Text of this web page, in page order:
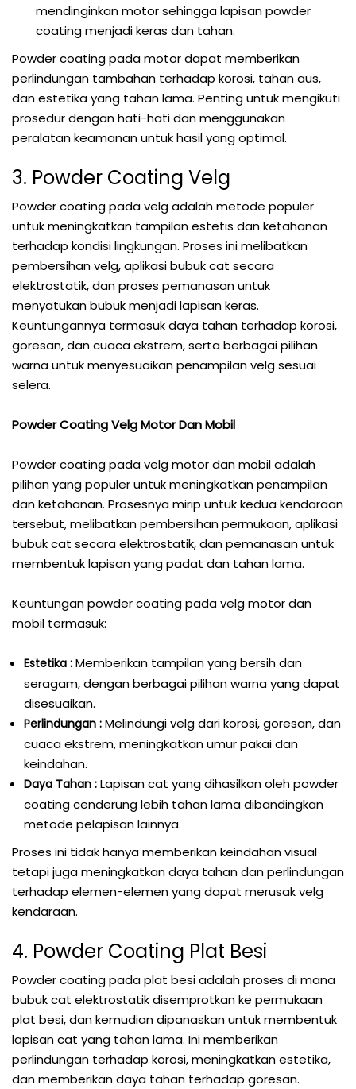
mendinginkan motor sehingga lapisan powder
coating menjadi keras dan tahan.
Powder coating pada motor dapat memberikan
perlindungan tambahan terhadap korosi, tahan aus,
dan estetika yang tahan lama. Penting untuk mengikuti
prosedur dengan hati-hati dan menggunakan
peralatan keamanan untuk hasil yang optimal.
3. Powder Coating Velg
Powder coating pada velg adalah metode populer
untuk meningkatkan tampilan estetis dan ketahanan
terhadap kondisi lingkungan. Proses ini melibatkan
pembersihan velg, aplikasi bubuk cat secara
elektrostatik, dan proses pemanasan untuk
menyatukan bubuk menjadi lapisan keras.
Keuntungannya termasuk daya tahan terhadap korosi,
goresan, dan cuaca ekstrem, serta berbagai pilihan
warna untuk menyesuaikan penampilan velg sesuai
selera.
Powder Coating Velg Motor Dan Mobil
Powder coating pada velg motor dan mobil adalah
pilihan yang populer untuk meningkatkan penampilan
dan ketahanan. Prosesnya mirip untuk kedua kendaraan
tersebut, melibatkan pembersihan permukaan, aplikasi
bubuk cat secara elektrostatik, dan pemanasan untuk
membentuk lapisan yang padat dan tahan lama.
Keuntungan powder coating pada velg motor dan
mobil termasuk:
Estetika : Memberikan tampilan yang bersih dan
seragam, dengan berbagai pilihan warna yang dapat
disesuaikan.
Perlindungan : Melindungi velg dari korosi, goresan, dan
cuaca ekstrem, meningkatkan umur pakai dan
keindahan.
Daya Tahan : Lapisan cat yang dihasilkan oleh powder
coating cenderung lebih tahan lama dibandingkan
metode pelapisan lainnya.
Proses ini tidak hanya memberikan keindahan visual
tetapi juga meningkatkan daya tahan dan perlindungan
terhadap elemen-elemen yang dapat merusak velg
kendaraan.
4. Powder Coating Plat Besi
Powder coating pada plat besi adalah proses di mana
bubuk cat elektrostatik disemprotkan ke permukaan
plat besi, dan kemudian dipanaskan untuk membentuk
lapisan cat yang tahan lama. Ini memberikan
perlindungan terhadap korosi, meningkatkan estetika,
dan memberikan daya tahan terhadap goresan.